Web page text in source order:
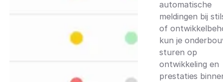
automatische
meldingen bij
of
kun je
sturen op
ontwikkeling en
prestaties